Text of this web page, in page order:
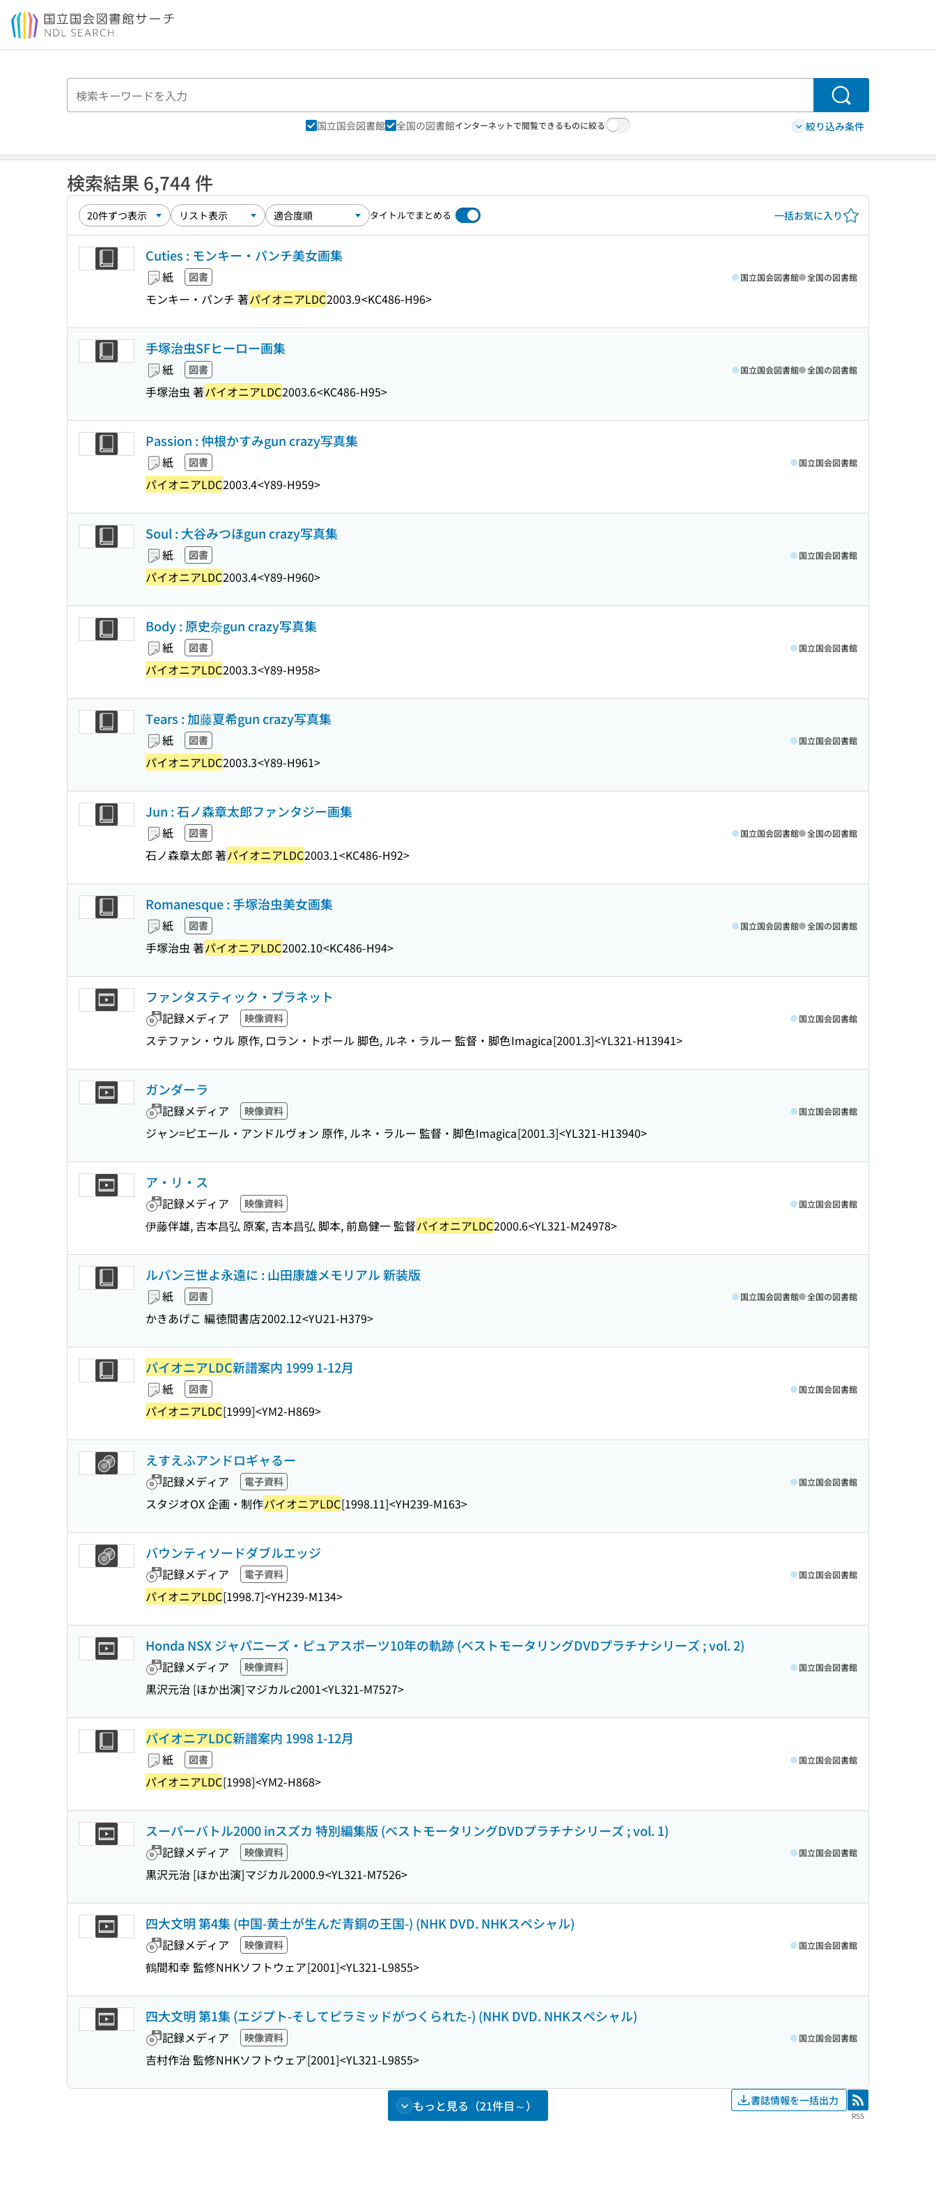
本文へ移動
検索
国立国会図書館 全国の図書館インターネットで閲覧できるものに絞る 絞り込み条件
検索結果 6,744 件
タイトルでまとめる 一括お気に入り
Cuties : モンキー・パンチ美女画集
紙 図書
モンキー・パンチ 著パイオニアLDC2003.9<KC486-H96>
国立国会図書館 全国の図書館
手塚治虫SFヒーロー画集
紙 図書
手塚治虫 著パイオニアLDC2003.6<KC486-H95>
国立国会図書館 全国の図書館
Passion : 仲根かすみgun crazy写真集
紙 図書
パイオニアLDC2003.4<Y89-H959>
国立国会図書館
Soul : 大谷みつほgun crazy写真集
紙 図書
パイオニアLDC2003.4<Y89-H960>
国立国会図書館
Body : 原史奈gun crazy写真集
紙 図書
パイオニアLDC2003.3<Y89-H958>
国立国会図書館
Tears : 加藤夏希gun crazy写真集
紙 図書
パイオニアLDC2003.3<Y89-H961>
国立国会図書館
Jun : 石ノ森章太郎ファンタジー画集
紙 図書
石ノ森章太郎 著パイオニアLDC2003.1<KC486-H92>
国立国会図書館 全国の図書館
Romanesque : 手塚治虫美女画集
紙 図書
手塚治虫 著パイオニアLDC2002.10<KC486-H94>
国立国会図書館 全国の図書館
ファンタスティック・プラネット
記録メディア 映像資料
ステファン・ウル 原作, ロラン・トポール 脚色, ルネ・ラルー 監督・脚色Imagica[2001.3]<YL321-H13941>
国立国会図書館
ガンダーラ
記録メディア 映像資料
ジャン=ピエール・アンドルヴォン 原作, ルネ・ラルー 監督・脚色Imagica[2001.3]<YL321-H13940>
国立国会図書館
ア・リ・ス
記録メディア 映像資料
伊藤伴雄, 吉本昌弘 原案, 吉本昌弘 脚本, 前島健一 監督パイオニアLDC2000.6<YL321-M24978>
国立国会図書館
ルパン三世よ永遠に : 山田康雄メモリアル 新装版
紙 図書
かきあげこ 編徳間書店2002.12<YU21-H379>
国立国会図書館 全国の図書館
パイオニアLDC新譜案内 1999 1-12月
紙 図書
パイオニアLDC[1999]<YM2-H869>
国立国会図書館
えすえふアンドロギャるー
記録メディア 電子資料
スタジオOX 企画・制作パイオニアLDC[1998.11]<YH239-M163>
国立国会図書館
バウンティソードダブルエッジ
記録メディア 電子資料
パイオニアLDC[1998.7]<YH239-M134>
国立国会図書館
Honda NSX ジャパニーズ・ピュアスポーツ10年の軌跡 (ベストモータリングDVDプラチナシリーズ ; vol. 2)
記録メディア 映像資料
黒沢元治 [ほか出演]マジカルc2001<YL321-M7527>
国立国会図書館
パイオニアLDC新譜案内 1998 1-12月
紙 図書
パイオニアLDC[1998]<YM2-H868>
国立国会図書館
スーパーバトル2000 inスズカ 特別編集版 (ベストモータリングDVDプラチナシリーズ ; vol. 1)
記録メディア 映像資料
黒沢元治 [ほか出演]マジカル2000.9<YL321-M7526>
国立国会図書館
四大文明 第4集 (中国-黄土が生んだ青銅の王国-) (NHK DVD. NHKスペシャル)
記録メディア 映像資料
鶴間和幸 監修NHKソフトウェア[2001]<YL321-L9855>
国立国会図書館
四大文明 第1集 (エジプト-そしてピラミッドがつくられた-) (NHK DVD. NHKスペシャル)
記録メディア 映像資料
吉村作治 監修NHKソフトウェア[2001]<YL321-L9855>
国立国会図書館
もっと見る（21件目～） 書誌情報を一括出力 RSS
RSS